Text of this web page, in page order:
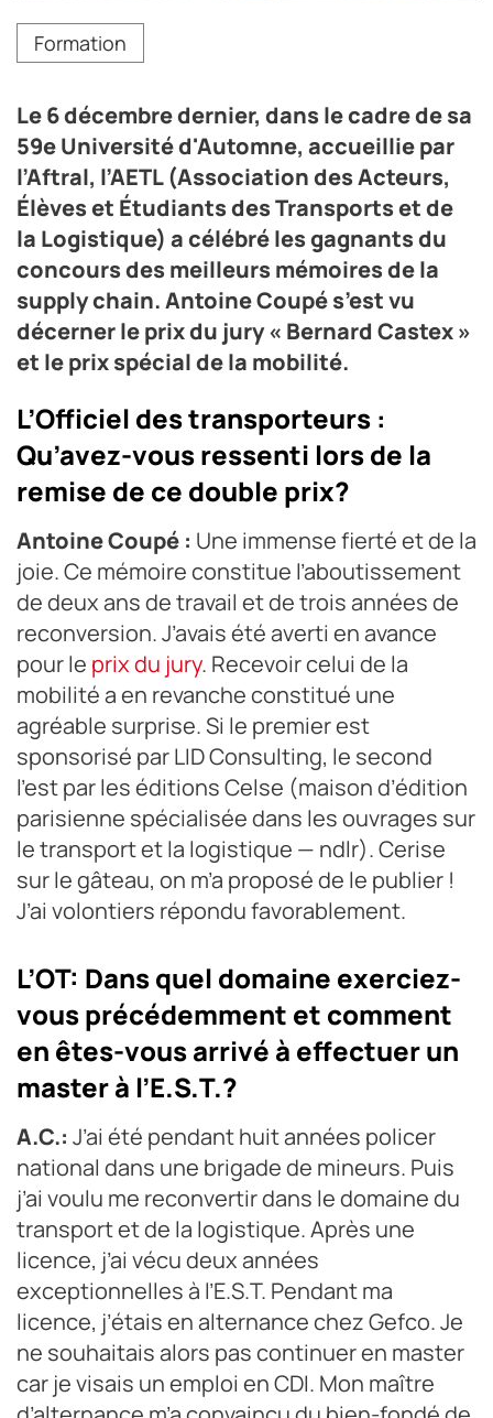
Antoine Coupé (troisième de gauche à droite) lors de la
célébration des gagnants du meilleur mémoire de la
supply chain
Crédit photo DR
Formation
Le 6 décembre dernier, dans le cadre de sa
59e Université d'Automne, accueillie par
l’Aftral, l’AETL (Association des Acteurs,
Élèves et Étudiants des Transports et de
la Logistique) a célébré les gagnants du
concours des meilleurs mémoires de la
supply chain. Antoine Coupé s’est vu
décerner le prix du jury « Bernard Castex »
et le prix spécial de la mobilité.
L’Officiel des transporteurs :
Qu’avez-vous ressenti lors de la
remise de ce double prix?
Antoine Coupé : Une immense fierté et de la
joie. Ce mémoire constitue l’aboutissement
de deux ans de travail et de trois années de
reconversion. J’avais été averti en avance
pour le prix du jury. Recevoir celui de la
mobilité a en revanche constitué une
agréable surprise. Si le premier est
sponsorisé par LID Consulting, le second
l’est par les éditions Celse (maison d’édition
parisienne spécialisée dans les ouvrages sur
le transport et la logistique — ndlr). Cerise
sur le gâteau, on m’a proposé de le publier !
J’ai volontiers répondu favorablement.
L’OT: Dans quel domaine exerciez-
vous précédemment et comment
en êtes-vous arrivé à effectuer un
master à l’E.S.T.?
A.C.: J’ai été pendant huit années policer
national dans une brigade de mineurs. Puis
j’ai voulu me reconvertir dans le domaine du
transport et de la logistique. Après une
licence, j’ai vécu deux années
exceptionnelles à l’E.S.T. Pendant ma
licence, j’étais en alternance chez Gefco. Je
ne souhaitais alors pas continuer en master
car je visais un emploi en CDI. Mon maître